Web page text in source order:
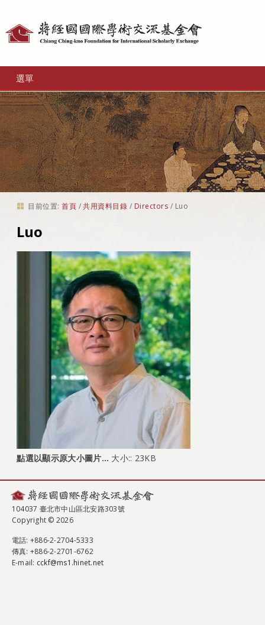
選單
目前位置: 首頁 /共用資料目錄 / Directors / Luo
Luo
點選以顯示原大小圖片… 大小:: 23KB
104037 臺北市中山區北安路303號
Copyright © 2026
電話: +886-2-2704-5333
傳真: +886-2-2701-6762
E-mail: cckf@ms1.hinet.net